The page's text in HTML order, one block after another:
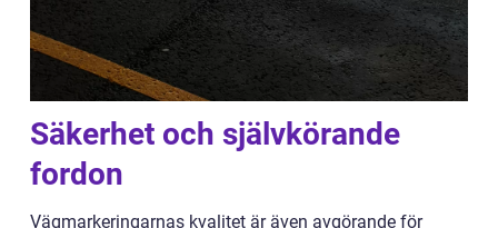
Säkerhet och självkörande
fordon
Vägmarkeringarnas kvalitet är även avgörande för